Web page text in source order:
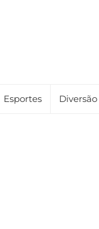
Esportes Diversão